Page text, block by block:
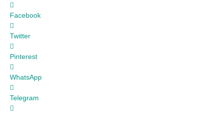
Facebook
Twitter
Pinterest
WhatsApp
Telegram